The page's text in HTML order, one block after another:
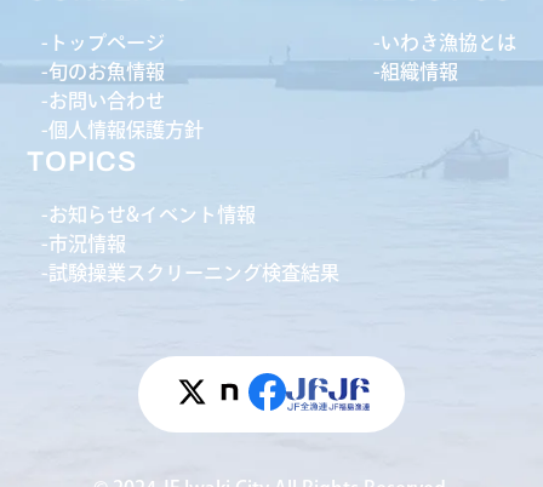
トップページ
旬のお魚情報
お問い合わせ
個人情報保護方針
いわき漁協とは
組織情報
TOPICS
お知らせ&イベント情報
市況情報
試験操業スクリーニング検査結果